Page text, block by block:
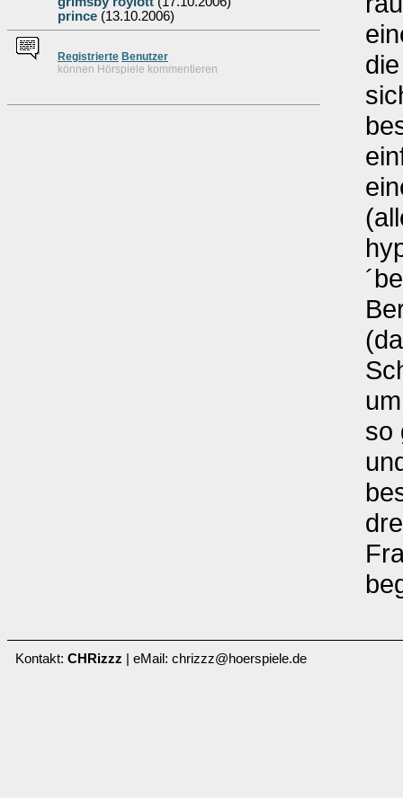
prince (13.10.2006)
Registrierte Benutzer
können Hörspiele kommentieren
so
Kontakt: CHRizzz | eMail: chrizzz@hoerspiele.de